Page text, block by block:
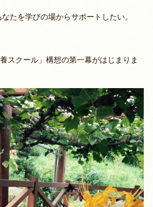
たを学びの場からサポートしたい。
スクール」構想の第一幕がはじまりま